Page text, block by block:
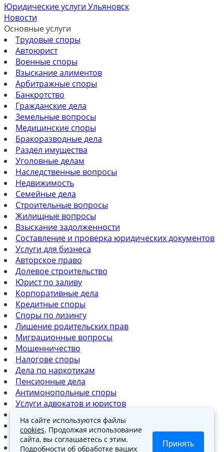
Юридические услуги Ульяновск
Новости
Основные услуги
Трудовые споры
Автоюрист
Военные споры
Взыскание алиментов
Арбитражные споры
Банкротство
Гражданские дела
Земельные вопросы
Медицинские споры
Бракоразводные дела
Раздел имущества
Уголовные делам
Наследственные вопросы
Недвижимость
Семейные дела
Строительные вопросы
Жилищные вопросы
Взыскание задолженности
Составление и проверка юридических документов
Услуги для бизнеса
Авторское право
Долевое строительство
Юрист по заливу
Корпоративные дела
Кредитные споры
Споры по лизингу
Лишение родительских прав
Миграционные вопросы
Мошенничество
Налогове споры
Дела по наркотикам
Пенсионные дела
Антимонопольные споры
Услуги адвокатов и юристов
Споры по ДТП
Защита прав потребителей
Услуги по бизнес вопросам
На сайте используются файлы
cookies. Продолжая использование
сайта, вы соглашаетесь с этим.
Подробности об обработке ваших
Принять